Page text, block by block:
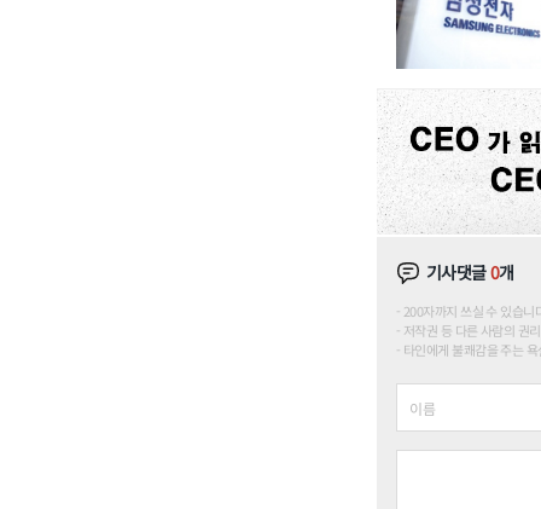
기사댓글0개
200자까지 쓰실 수 있습
저작권 등 다른 사람의 권
타인에게 불쾌감을 주는